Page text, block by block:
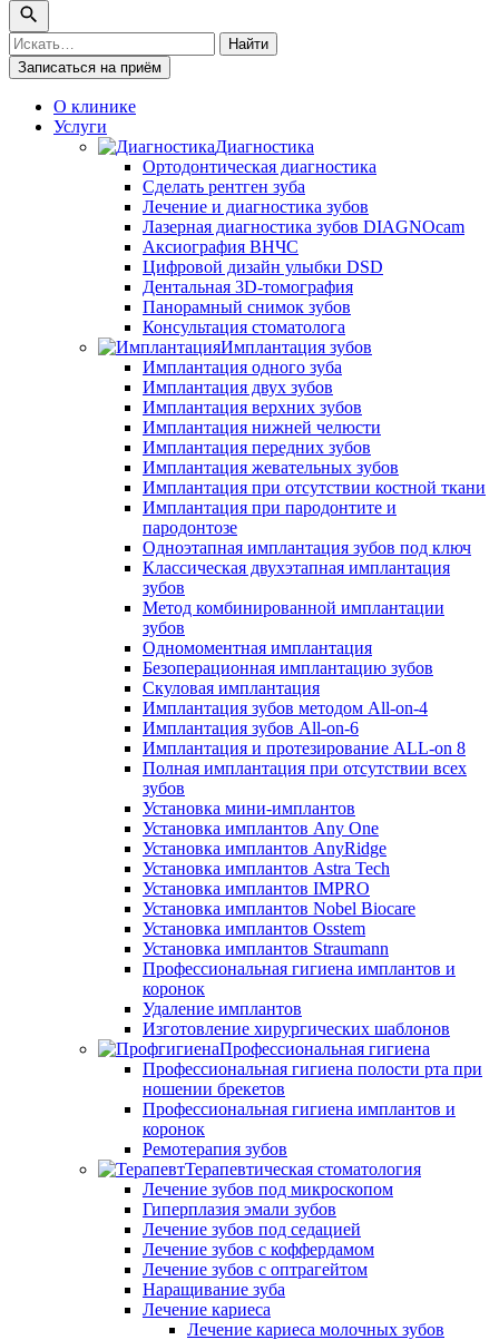
Поиск
по
сайту
Найти
Записаться на приём
О клинике
Услуги
Диагностика
Ортодонтическая диагностика
Сделать рентген зуба
Лечение и диагностика зубов
Лазерная диагностика зубов DIAGNOcam
Аксиография ВНЧС
Цифровой дизайн улыбки DSD
Дентальная 3D-томография
Панорамный снимок зубов
Консультация стоматолога
Имплантация зубов
Имплантация одного зуба
Имплантация двух зубов
Имплантация верхних зубов
Имплантация нижней челюсти
Имплантация передних зубов
Имплантация жевательных зубов
Имплантация при отсутствии костной ткани
Имплантация при пародонтите и
пародонтозе
Одноэтапная имплантация зубов под ключ
Классическая двухэтапная имплантация
зубов
Метод комбинированной имплантации
зубов
Одномоментная имплантация
Безоперационная имплантацию зубов
Скуловая имплантация
Имплантация зубов методом All-on-4
Имплантация зубов All-on-6
Имплантация и протезирование ALL-on 8
Полная имплантация при отсутствии всех
зубов
Установка мини-имплантов
Установка имплантов Any One
Установка имплантов AnyRidge
Установка имплантов Astra Tech
Установка имплантов IMPRO
Установка имплантов Nobel Biocare
Установка имплантов Osstem
Установка имплантов Straumann
Профессиональная гигиена имплантов и
коронок
Удаление имплантов
Изготовление хирургических шаблонов
Профессиональная гигиена
Профессиональная гигиена полости рта при
ношении брекетов
Профессиональная гигиена имплантов и
коронок
Ремотерапия зубов
Терапевтическая стоматология
Лечение зубов под микроскопом
Гиперплазия эмали зубов
Лечение зубов под седацией
Лечение зубов с коффердамом
Лечение зубов с оптрагейтом
Наращивание зуба
Лечение кариеса
Лечение кариеса молочных зубов